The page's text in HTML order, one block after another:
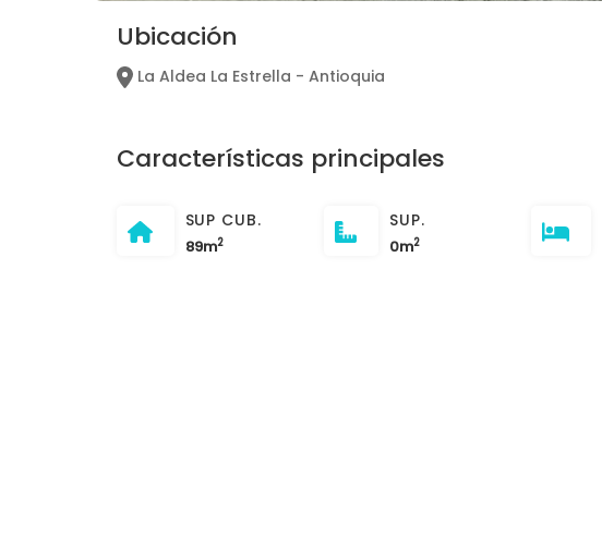
Ubicación
La Aldea La Estrella - Antioquia
Características principales
SUP CUB.
89m2
SUP.
0m2